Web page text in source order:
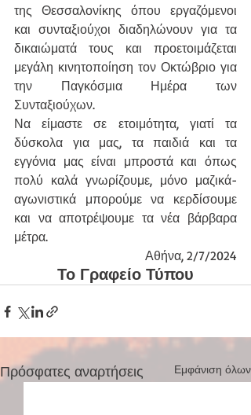
της Θεσσαλονίκης όπου εργαζόμενοι
και συνταξιούχοι διαδηλώνουν για τα
δικαιώματά τους και προετοιμάζεται
μεγάλη κινητοποίηση τον Οκτώβριο για
την Παγκόσμια Ημέρα των
Συνταξιούχων.
Να είμαστε σε ετοιμότητα, γιατί τα
δύσκολα για μας, τα παιδιά και τα
εγγόνια μας είναι μπροστά και όπως
πολύ καλά γνωρίζουμε, μόνο μαζικά-
αγωνιστικά μπορούμε να κερδίσουμε
και να αποτρέψουμε τα νέα βάρβαρα
μέτρα.
Αθήνα, 2/7/2024
Το Γραφείο Τύπου
Πρόσφατες αναρτήσεις Εμφάνιση όλων